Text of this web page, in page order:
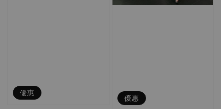
優惠
優惠